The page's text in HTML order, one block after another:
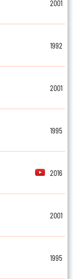
2001
1992
2001
1995
2016
2001
1995